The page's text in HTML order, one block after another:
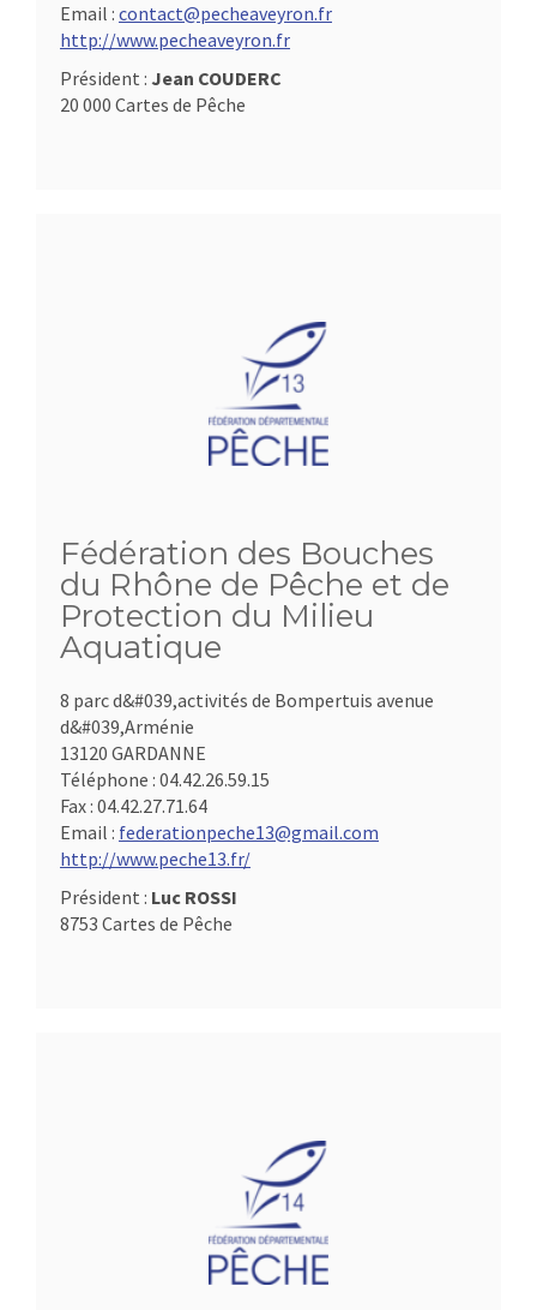
Email : contact@pecheaveyron.fr
http://www.pecheaveyron.fr
Président : Jean COUDERC
20 000 Cartes de Pêche
Fédération des Bouches
du Rhône de Pêche et de
Protection du Milieu
Aquatique
8 parc d&#039,activités de Bompertuis avenue
d&#039,Arménie
13120 GARDANNE
Téléphone : 04.42.26.59.15
Fax : 04.42.27.71.64
Email : federationpeche13@gmail.com
http://www.peche13.fr/
Président : Luc ROSSI
8753 Cartes de Pêche